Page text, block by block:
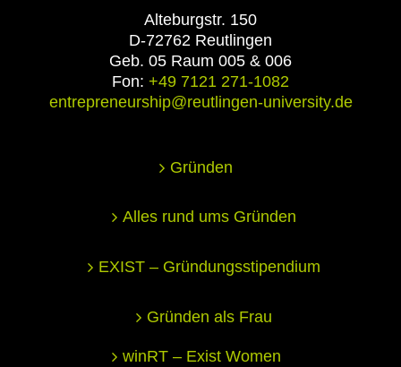
Alteburgstr. 150
D-72762 Reutlingen
Geb. 05 Raum 005 & 006
Fon: +49 7121 271-1082
entrepreneurship@reutlingen-university.de
Gründen
Alles rund ums Gründen
EXIST – Gründungsstipendium
Gründen als Frau
winRT – Exist Women